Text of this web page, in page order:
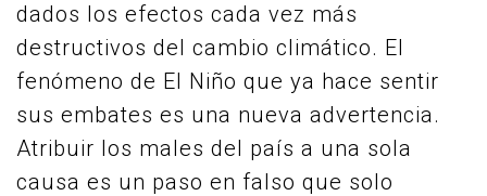
dados los efectos cada vez más
destructivos del cambio climático. El
fenómeno de El Niño que ya hace sentir
sus embates es una nueva advertencia.
Atribuir los males del país a una sola
causa es un paso en falso que solo